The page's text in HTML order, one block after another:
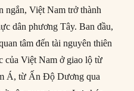
ngắn, Việt Nam trở thành
dân phương Tây. Ban đầu,
tâm đến tài nguyên thiên
của Việt Nam ở giao lộ từ
Á, từ Ấn Độ Dương qua